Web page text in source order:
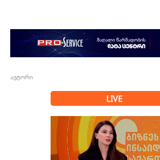
ავტორი
LIVE